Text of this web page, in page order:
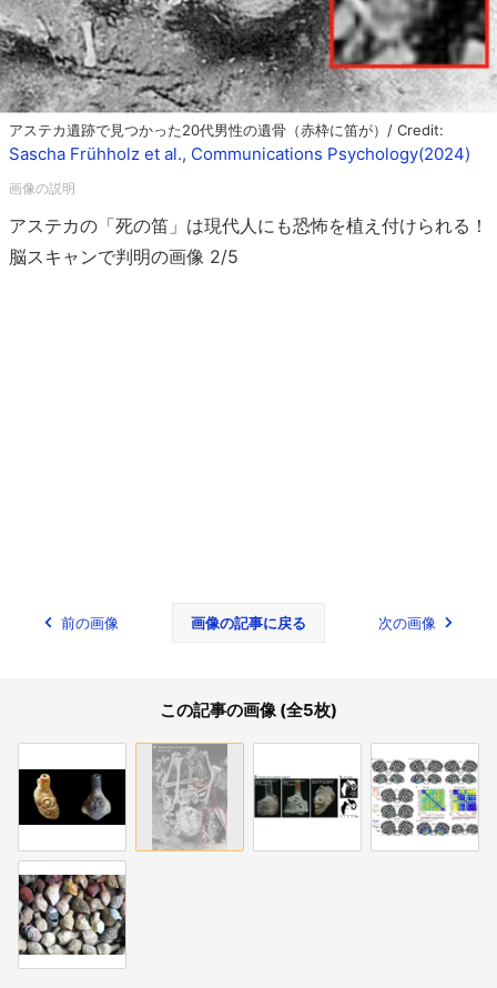
アステカ遺跡で見つかった20代男性の遺骨（赤枠に笛が）/ Credit:
Sascha Frühholz et al., Communications Psychology(2024)
アステカの「死の笛」は現代人にも恐怖を植え付けられる！
脳スキャンで判明の画像 2/5
前の画像 画像の記事に戻る 次の画像
この記事の画像 (全5枚)